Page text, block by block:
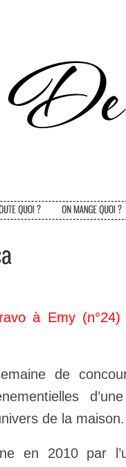
à Emy
de
de la maison.
en 2010 par